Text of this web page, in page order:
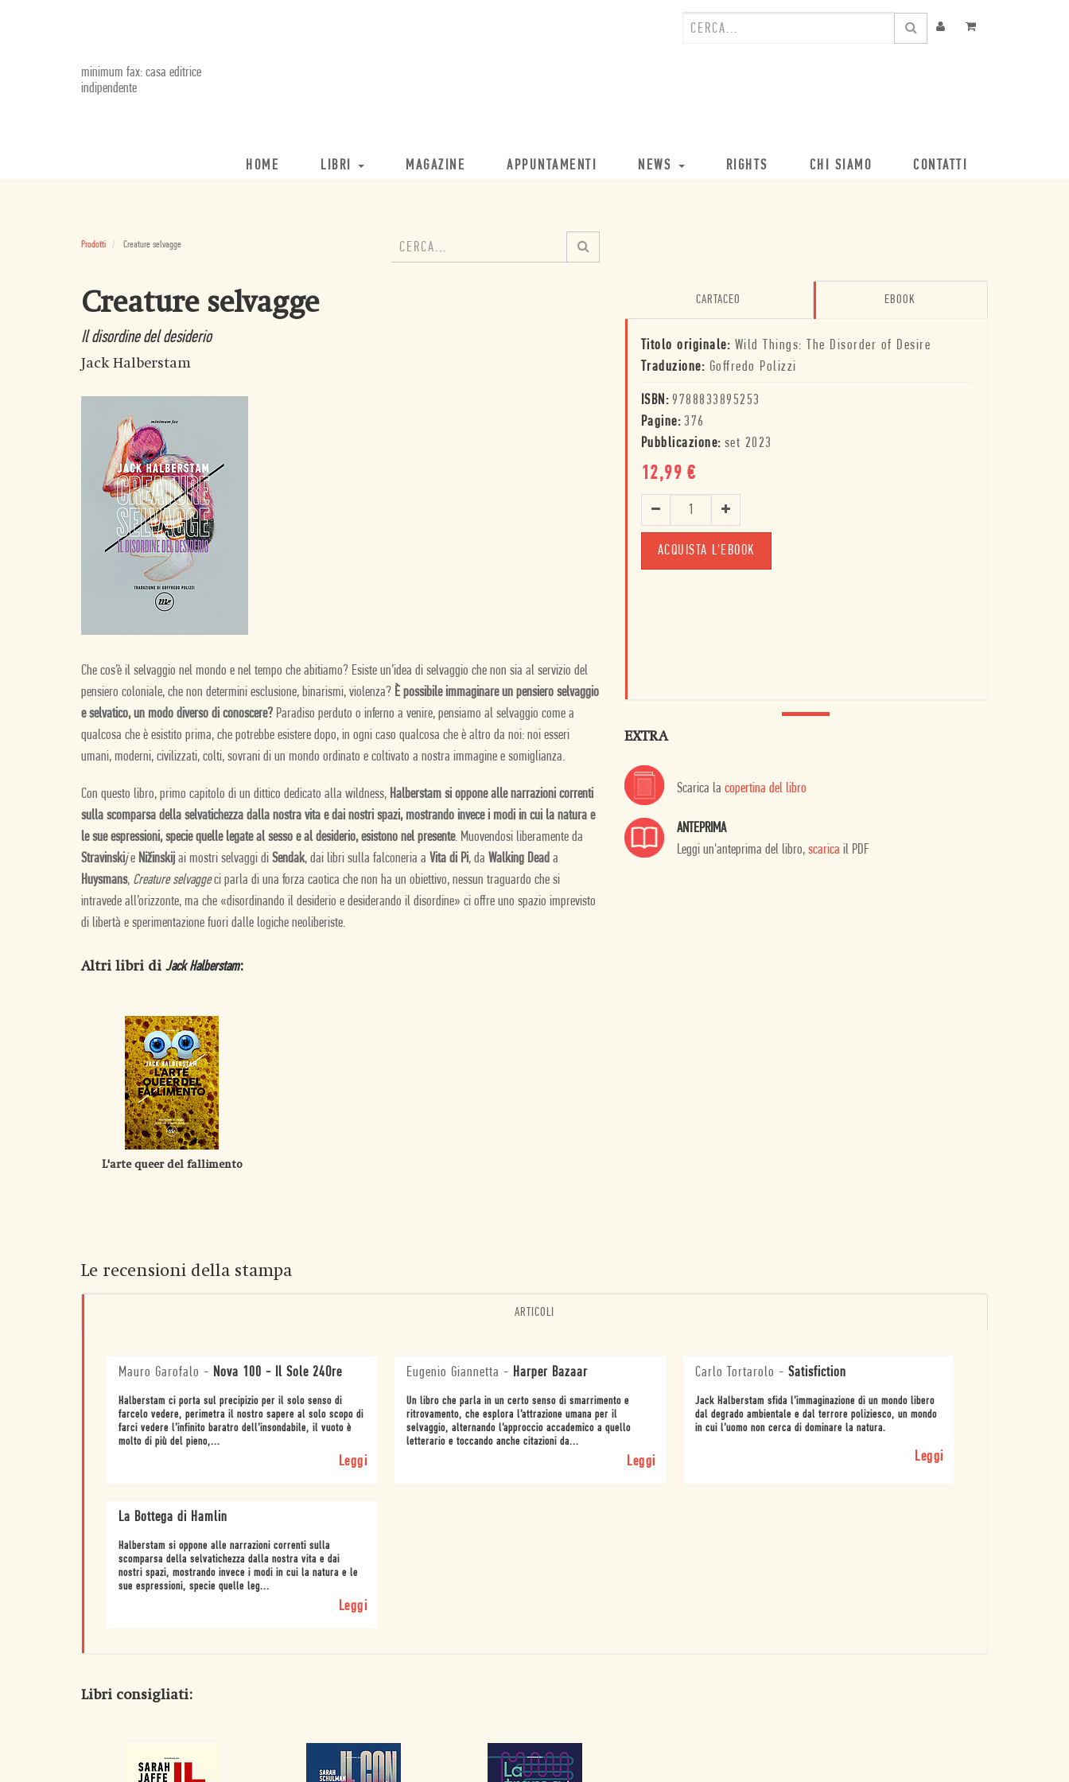
minimum fax: casa editrice
indipendente
HOME LIBRI MAGAZINE APPUNTAMENTI NEWS RIGHTS CHI SIAMO CONTATTI
Prodotti Creature selvagge
Creature selvagge
Il disordine del desiderio
Jack Halberstam
Che cos’è il selvaggio nel mondo e nel tempo che abitiamo? Esiste un’idea di selvaggio che non sia al servizio del
pensiero coloniale, che non determini esclusione, binarismi, violenza? È possibile immaginare un pensiero selvaggio
e selvatico, un modo diverso di conoscere? Paradiso perduto o inferno a venire, pensiamo al selvaggio come a
qualcosa che è esistito prima, che potrebbe esistere dopo, in ogni caso qualcosa che è altro da noi: noi esseri
umani, moderni, civilizzati, colti, sovrani di un mondo ordinato e coltivato a nostra immagine e somiglianza.
Con questo libro, primo capitolo di un dittico dedicato alla wildness, Halberstam si oppone alle narrazioni correnti
sulla scomparsa della selvatichezza dalla nostra vita e dai nostri spazi, mostrando invece i modi in cui la natura e
le sue espressioni, specie quelle legate al sesso e al desiderio, esistono nel presente. Muovendosi liberamente da
Stravinskije Nižinskij ai mostri selvaggi di Sendak, dai libri sulla falconeria a Vita di Pi, da Walking Dead a
Huysmans, Creature selvaggeci parla di una forza caotica che non ha un obiettivo, nessun traguardo che si
intravede all’orizzonte, ma che «disordinando il desiderio e desiderando il disordine» ci offre uno spazio imprevisto
di libertà e sperimentazione fuori dalle logiche neoliberiste.
CARTACEO EBOOK
Titolo originale: Wild Things: The Disorder of Desire
Traduzione: Goffredo Polizzi
ISBN: 9788833895253
Pagine: 376
Pubblicazione: set 2023
12,99 €
ACQUISTA L'EBOOK
EXTRA
Scarica la copertina del libro
ANTEPRIMA
Leggi un'anteprima del libro, scarica il PDF
Altri libri di Jack Halberstam:
L'arte queer del fallimento
Le recensioni della stampa
ARTICOLI
Mauro Garofalo - Nova 100 - Il Sole 24Ore
Halberstam ci porta sul precipizio per il solo senso di
farcelo vedere, perimetra il nostro sapere al solo scopo di
farci vedere l’infinito baratro dell’insondabile, il vuoto è
molto di più del pieno,...
Leggi
Eugenio Giannetta - Harper Bazaar
Un libro che parla in un certo senso di smarrimento e
ritrovamento, che esplora l’attrazione umana per il
selvaggio, alternando l’approccio accademico a quello
letterario e toccando anche citazioni da...
Leggi
Carlo Tortarolo - Satisfiction
Jack Halberstam sfida l’immaginazione di un mondo libero
dal degrado ambientale e dal terrore poliziesco, un mondo
in cui l’uomo non cerca di dominare la natura.
Leggi
La Bottega di Hamlin
Halberstam si oppone alle narrazioni correnti sulla
scomparsa della selvatichezza dalla nostra vita e dai
nostri spazi, mostrando invece i modi in cui la natura e le
sue espressioni, specie quelle leg...
Leggi
Libri consigliati: